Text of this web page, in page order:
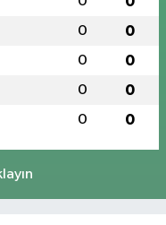
0 0
0 0
0 0
0 0